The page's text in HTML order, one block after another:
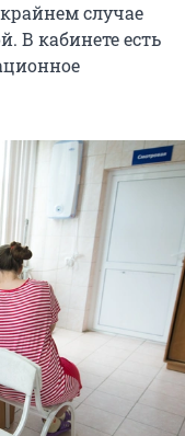
случае
В кабинете есть